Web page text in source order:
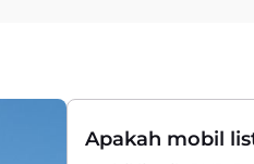
Apakah mobil